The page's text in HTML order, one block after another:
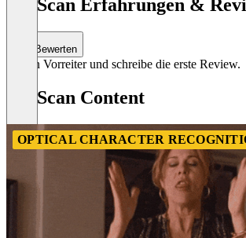
VueScan Erfahrungen &
Bewerten
Sei ein Vorreiter und schreibe die erste Review.
VueScan Content
OPTICAL CHARACTER